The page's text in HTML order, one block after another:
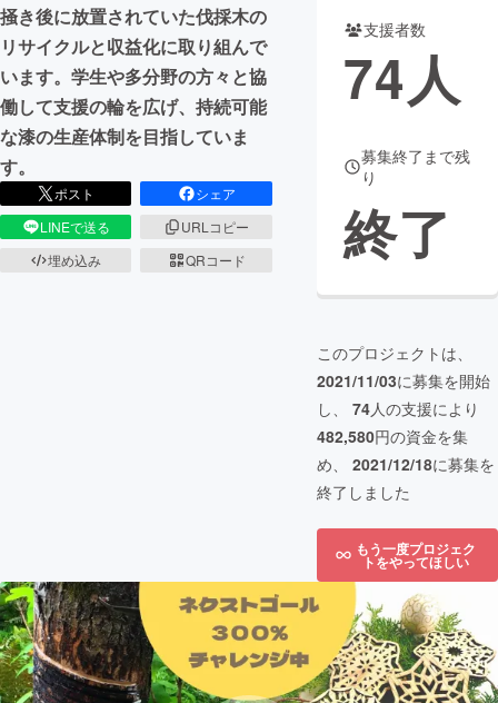
掻き後に放置されていた伐採木の
リサイクルと収益化に取り組んで
います。学生や多分野の方々と協
働して支援の輪を広げ、持続可能
な漆の生産体制を目指していま
す。
ポスト
シェア
LINEで送る
URLコピー
埋め込み
QRコード
支援者数
74人
募集終了まで残
り
終了
このプロジェクトは、
2021/11/03に募集を開始
し、 74人の支援により
482,580円の資金を集
め、 2021/12/18に募集を
終了しました
もう一度プロジェク
トをやってほしい